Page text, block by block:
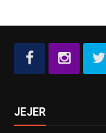
JEJER